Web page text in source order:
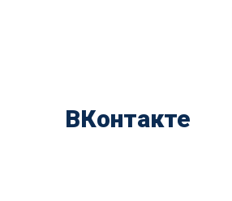
ВКонтакте